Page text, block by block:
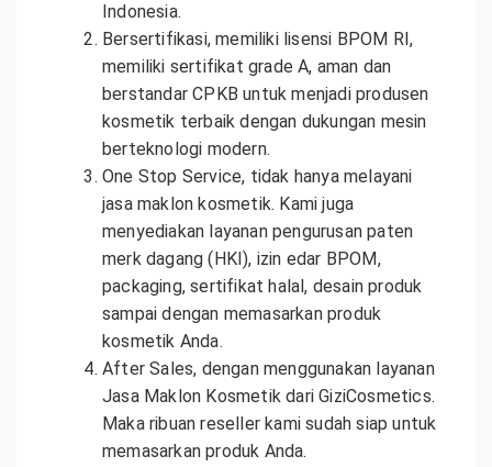
Indonesia.
Bersertifikasi, memiliki lisensi BPOM RI,
memiliki sertifikat grade A, aman dan
berstandar CPKB untuk menjadi produsen
kosmetik terbaik dengan dukungan mesin
berteknologi modern.
One Stop Service, tidak hanya melayani
jasa maklon kosmetik. Kami juga
menyediakan layanan pengurusan paten
merk dagang (HKI), izin edar BPOM,
packaging, sertifikat halal, desain produk
sampai dengan memasarkan produk
kosmetik Anda.
After Sales, dengan menggunakan layanan
Jasa Maklon Kosmetik dari GiziCosmetics.
Maka ribuan reseller kami sudah siap untuk
memasarkan produk Anda.